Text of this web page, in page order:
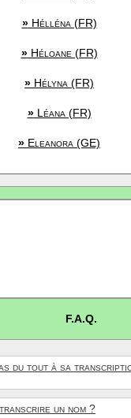
»Hélléna (FR)
»Héloane (FR)
» Hélyna (FR)
»Léana (FR)
» Eleanora (GE)
F.A.Q.
du tout à sa
un nom ?